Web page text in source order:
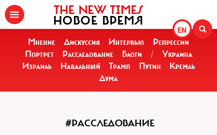
EN
THE NEW TIMES
НОВОЕ ВРЕМЯ
Мнение Дискуссия Интервью
Репрессии
Портрет
Расследование Блоги /
Украина
Израиль
Навальный Трамп Путин
Кремль
Дума
#РАССЛЕДОВАНИЕ